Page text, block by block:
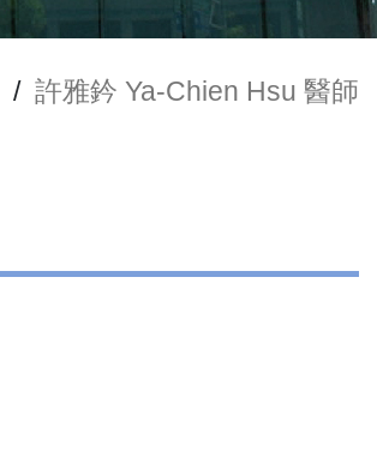
/ 許雅鈐 Ya-Chien Hsu 醫師